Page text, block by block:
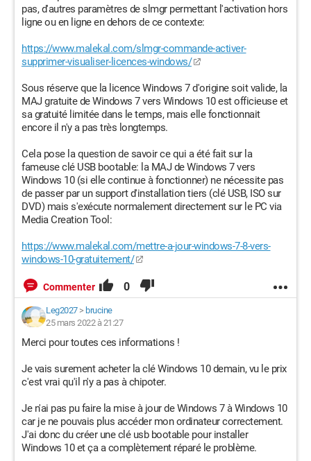
pas, d'autres paramètres de slmgr permettant l'activation hors
ligne ou en ligne en dehors de ce contexte:
https://www.malekal.com/slmgr-commande-activer-
supprimer-visualiser-licences-windows/
Sous réserve que la licence Windows 7 d'origine soit valide, la
MAJ gratuite de Windows 7 vers Windows 10 est officieuse et
sa gratuité limitée dans le temps, mais elle fonctionnait
encore il n'y a pas très longtemps.
Cela pose la question de savoir ce qui a été fait sur la
fameuse clé USB bootable: la MAJ de Windows 7 vers
Windows 10 (si elle continue à fonctionner) ne nécessite pas
de passer par un support d'installation tiers (clé USB, ISO sur
DVD) mais s'exécute normalement directement sur le PC via
Media Creation Tool:
https://www.malekal.com/mettre-a-jour-windows-7-8-vers-
windows-10-gratuitement/
Commenter 0
Leg2027> brucine
25 mars 2022 à 21:27
Merci pour toutes ces informations !
Je vais surement acheter la clé Windows 10 demain, vu le prix
c'est vrai qu'il n'y a pas à chipoter.
Je n'ai pas pu faire la mise à jour de Windows 7 à Windows 10
car je ne pouvais plus accéder mon ordinateur correctement.
J'ai donc du créer une clé usb bootable pour installer
Windows 10 et ça a complètement réparé le problème.